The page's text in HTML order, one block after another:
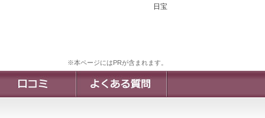
日宝
※本ページにはPRが含まれます。